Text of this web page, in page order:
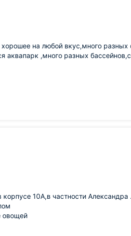
хорошее на любой вкус,много
аквапарк ,много разных
10А,в частности Александра
овощей